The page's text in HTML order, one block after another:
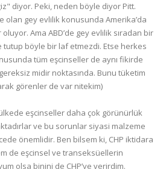
diyor. Peki, neden böyle diyor Pitt.
olan gey evlilik konusunda Amerika’da
Ama ABD’de gey evlilik sıradan bir
tutup böyle bir laf etmezdi. Etse herkes
tüm eşcinseller de aynı fikirde
midir noktasında. Bunu tüketim
görenler de var nitekim)
eşcinseller daha çok görünürlük
ve bu sorunlar siyasi malzeme
önemlidir. Ben bilsem ki, CHP iktidara
de eşcinsel ve transeksüellerin
olsa binini de CHP’ye verirdim.